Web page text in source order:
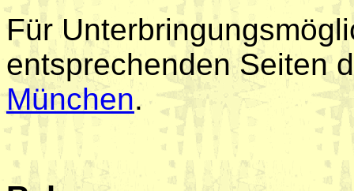
Für
entsprechenden Seiten
München.